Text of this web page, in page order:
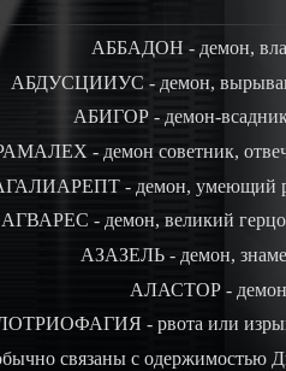
АББАДОН - демон,
АБДУСЦИИУС - демон,
АБИГОР - демон-
- демон советник,
- демон, умеющий
АГВАРЕС - демон, великий
АЗАЗЕЛЬ - демон,
АЛАСТОР -
- рвота или
связаны с одержимостью